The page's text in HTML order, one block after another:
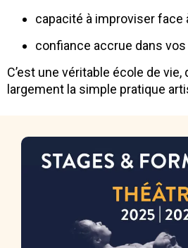
capacité à improviser face
confiance accrue dans vos
C’est une véritable école de vie,
largement la simple pratique